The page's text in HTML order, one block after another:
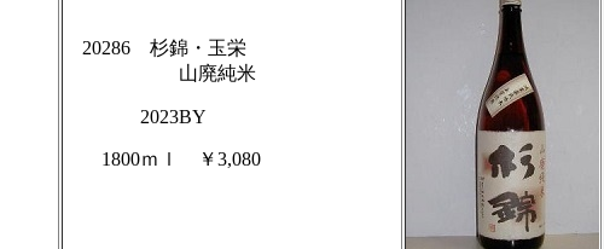
20286 杉錦・玉栄
山廃純米
2023BY
1800ｍｌ ￥3,080